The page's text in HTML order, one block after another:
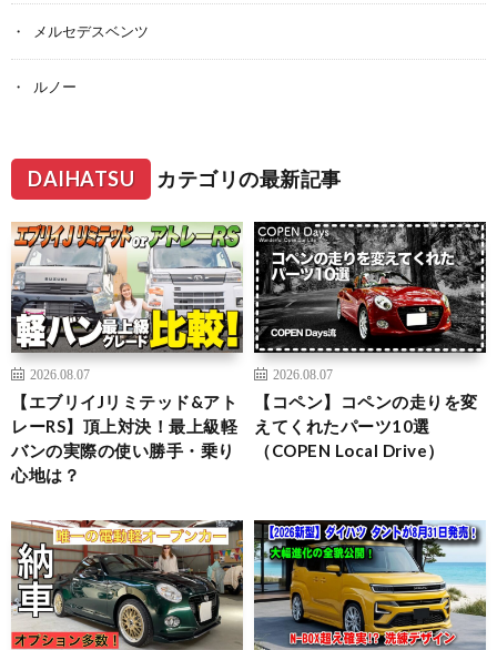
メルセデスベンツ
ルノー
DAIHATSU カテゴリの最新記事
2026.08.07
【エブリイJリミテッド&アト
レーRS】頂上対決！最上級軽
バンの実際の使い勝手・乗り
心地は？
2026.08.07
【コペン】コペンの走りを変
えてくれたパーツ10選
（COPEN Local Drive）